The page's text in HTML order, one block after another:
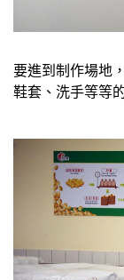
要進到制作場地
鞋套、洗手等等